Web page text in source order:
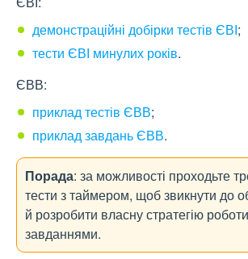
демонстраційні добірки тестів ЄВІ;
тести ЄВІ минулих років.
ЄВВ:
приклад тестів ЄВВ;
приклад завдань ЄВВ.
Порада: за можливості проходьте
тести з таймером, щоб звикнути до
й розробити власну стратегію роботи
завданнями.